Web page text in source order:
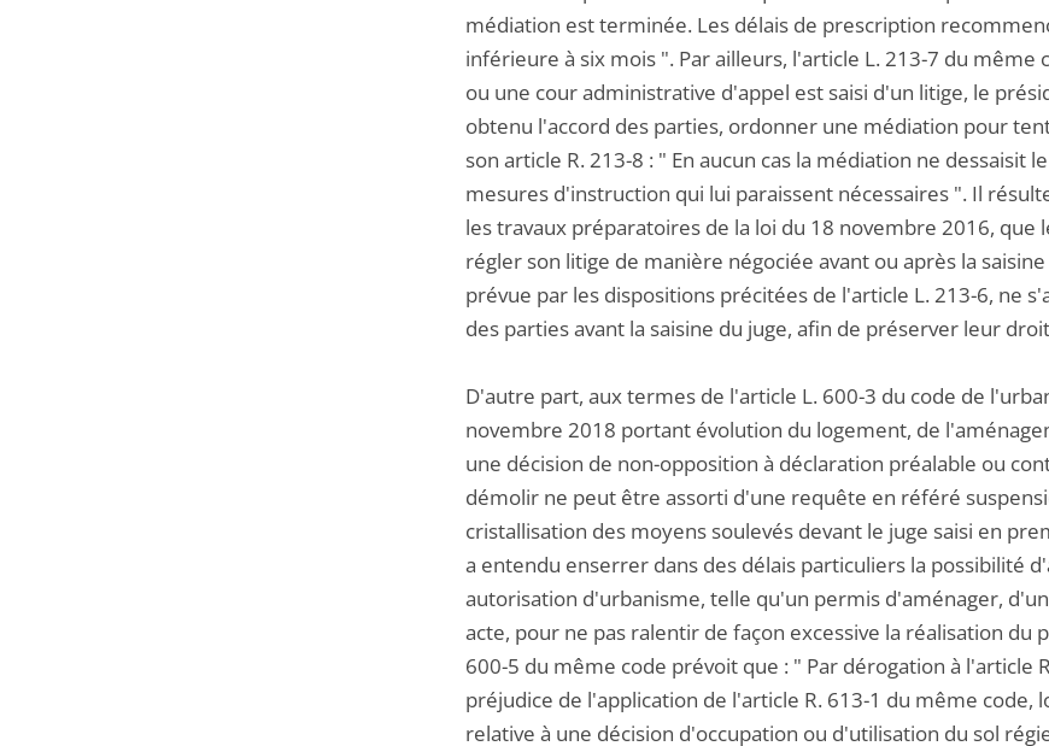
médiation est terminée. Les délais de prescription
inférieure à six mois ". Par ailleurs, l'article L. 213-7 du
ou une cour administrative d'appel est saisi d'un litige, le
obtenu l'accord des parties, ordonner une médiation pour
son article R. 213-8 : " En aucun cas la médiation ne
mesures d'instruction qui lui paraissent nécessaires ". Il
les travaux préparatoires de la loi du 18 novembre 2016,
régler son litige de manière négociée avant ou après la
prévue par les dispositions précitées de l'article L. 213-6, ne
des parties avant la saisine du juge, afin de préserver leur
D'autre part, aux termes de l'article L. 600-3 du code de
novembre 2018 portant évolution du logement, de
une décision de non-opposition à déclaration préalable ou
démolir ne peut être assorti d'une requête en référé
cristallisation des moyens soulevés devant le juge saisi en
a entendu enserrer dans des délais particuliers la possibilité
autorisation d'urbanisme, telle qu'un permis d'aménager,
acte, pour ne pas ralentir de façon excessive la réalisation du
600-5 du même code prévoit que : " Par dérogation à l'article
préjudice de l'application de l'article R. 613-1 du même
relative à une décision d'occupation ou d'utilisation du sol